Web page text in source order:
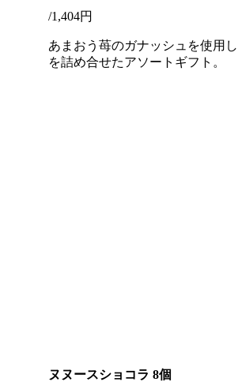
/1,404円
あまおう苺のガナッシュを使用
を詰め合せたアソートギフト。
ヌヌースショコラ 8個